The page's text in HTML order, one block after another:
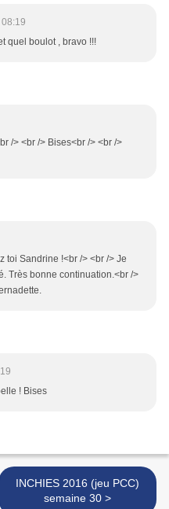
quel boulot , bravo !!!
/> <br /> Bises<br /> <br />
toi Sandrine !<br /> <br /> Je
Très bonne continuation.<br />
! Bises
INCHIES 2016 (jeu PCC)
semaine 30 >